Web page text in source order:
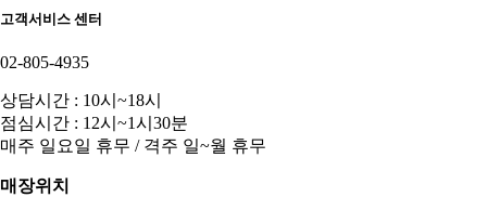
고객서비스 센터
02-805-4935
상담시간 : 10시~18시
점심시간 : 12시~1시30분
매주 일요일 휴무 / 격주 일~월 휴무
매장위치